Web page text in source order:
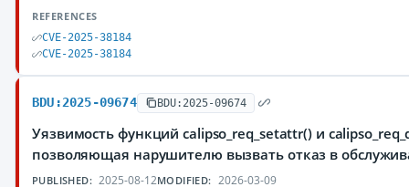
REFERENCES
CVE-2025-38184
CVE-2025-38184
BDU:2025-09674 BDU:2025-09674
Уязвимость функций calipso_req_setattr() и
позволяющая нарушителю вызвать отказ в
PUBLISHED: 2025-08-12MODIFIED: 2026-03-09